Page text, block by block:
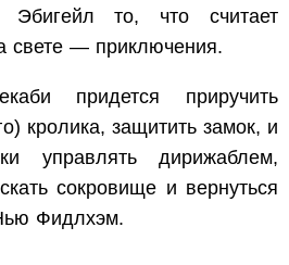
Эбигейл то, что считает
свете — приключения.
придется приручить
кролика, защитить замок, и
управлять дирижаблем,
сокровище и вернуться
Фидлхэм.